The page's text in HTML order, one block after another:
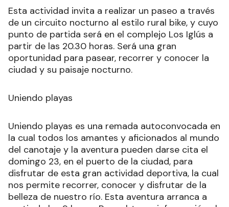
Esta actividad invita a realizar un paseo a través
de un circuito nocturno al estilo rural bike, y cuyo
punto de partida será en el complejo Los Iglús a
partir de las 20.30 horas. Será una gran
oportunidad para pasear, recorrer y conocer la
ciudad y su paisaje nocturno.
Uniendo playas
Uniendo playas es una remada autoconvocada en
la cual todos los amantes y aficionados al mundo
del canotaje y la aventura pueden darse cita el
domingo 23, en el puerto de la ciudad, para
disfrutar de esta gran actividad deportiva, la cual
nos permite recorrer, conocer y disfrutar de la
belleza de nuestro río. Esta aventura arranca a